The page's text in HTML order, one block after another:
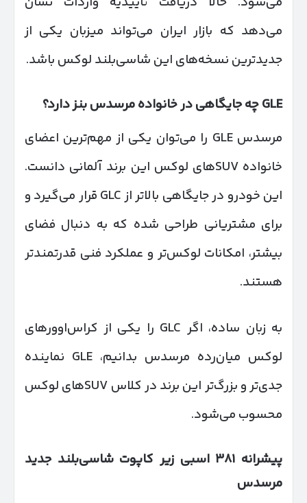
می‌دهد که بازار ایران می‌تواند میزبان یکی از
جدیدترین نسخه‌های این شاسی‌بلند لوکس باشد.
GLEچه جایگاهی در خانواده مرسدس بنز دارد؟
مرسدس GLE را می‌توان یکی از مهم‌ترین اعضای
خانواده SUVهای لوکس این برند آلمانی دانست.
این خودرو در جایگاهی بالاتر از GLC قرار می‌گیرد و
برای مشتریانی طراحی شده که به دنبال فضای
بیشتر، امکانات لوکس‌تر و عملکرد فنی قدرتمندتر
هستند.
به زبان ساده، اگر GLC را یکی از کراس‌اوورهای
لوکس میان‌رده مرسدس بدانیم، GLE نماینده
جدی‌تر و بزرگ‌تر این برند در کلاس SUVهای لوکس
محسوب می‌شود.
پیشرانه ۳۸۱ اسبی زیر کاپوت شاسی‌بلند جدید
مرسدس